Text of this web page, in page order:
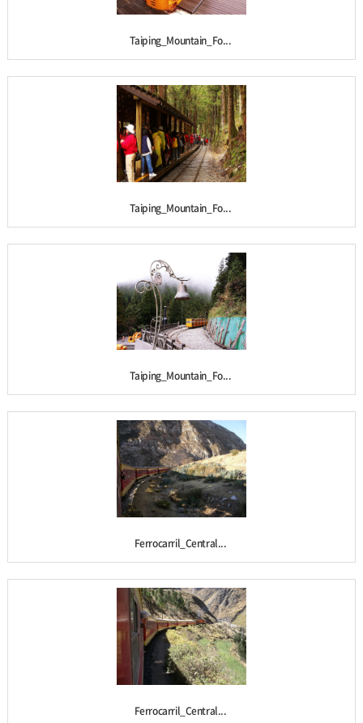
Taiping_Mountain_Fo...
Taiping_Mountain_Fo...
Taiping_Mountain_Fo...
Ferrocarril_Central...
Ferrocarril_Central...